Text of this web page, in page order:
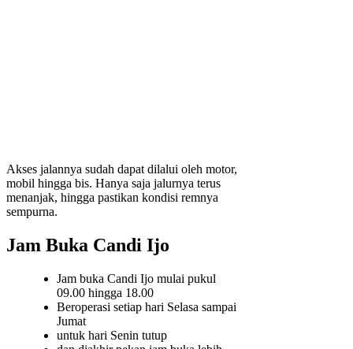
Akses jalannya sudah dapat dilalui oleh motor,
mobil hingga bis. Hanya saja jalurnya terus
menanjak, hingga pastikan kondisi remnya
sempurna.
Jam Buka Candi Ijo
Jam buka Candi Ijo mulai pukul
09.00 hingga 18.00
Beroperasi setiap hari Selasa sampai
Jumat
untuk hari Senin tutup